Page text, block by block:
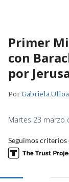
Primer
con
por
PorGabriela Ulloa
Martes 23 marzo
Seguimos criterios